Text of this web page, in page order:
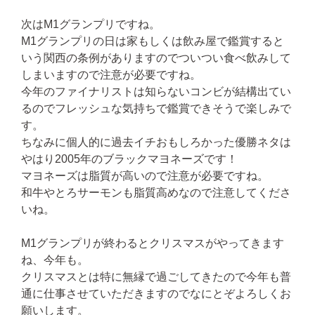
次はM1グランプリですね。
M1グランプリの日は家もしくは飲み屋で鑑賞すると
いう関西の条例がありますのでついつい食べ飲みして
しまいますので注意が必要ですね。
今年のファイナリストは知らないコンビが結構出てい
るのでフレッシュな気持ちで鑑賞できそうで楽しみで
す。
ちなみに個人的に過去イチおもしろかった優勝ネタは
やはり2005年のブラックマヨネーズです！
マヨネーズは脂質が高いので注意が必要ですね。
和牛やとろサーモンも脂質高めなので注意してくださ
いね。
M1グランプリが終わるとクリスマスがやってきます
ね、今年も。
クリスマスとは特に無縁で過ごしてきたので今年も普
通に仕事させていただきますのでなにとぞよろしくお
願いします。